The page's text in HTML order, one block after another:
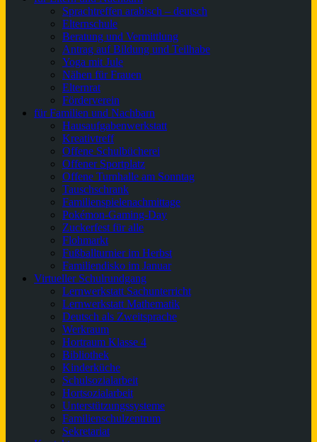
Sprachtreffen arabisch – deutsch
Elternschule
Beratung und Vermittlung
Antrag auf Bildung und Teilhabe
Yoga mit Jule
Nähen für Frauen
Elternrat
Förderverein
für Familien und Nachbarn
Hausaufgabenwerkstatt
Kreativtreff
Offene Schulbücherei
Offener Sportplatz
Offene Turnhalle am Sonntag
Tauschschrank
Familienspielenachmittage
Pokémon-Gaming-Day
Zuckerfest für alle
Flohmarkt
Fußballturnier im Herbst
Familiendisko im Januar
Virtueller Schulrundgang
Lernwerkstatt Sachunterricht
Lernwerkstatt Mathematik
Deutsch als Zweitsprache
Werkraum
Hortraum Klasse 4
Bibliothek
Kinderküche
Schulsozialarbeit
Hortsozialarbeit
Unterstützungssysteme
Familienschulzentrum
Sekretariat